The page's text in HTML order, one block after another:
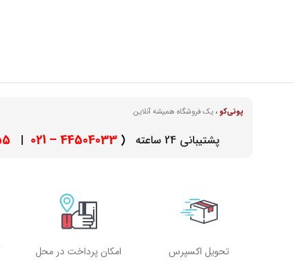
پونی‌کو ،یک فروشگاه همیشه آنلاین
پشتیبانی 24 ساعته (
44504033 – 021
|
تحویل اکسپرس امکان پرداخت در محل